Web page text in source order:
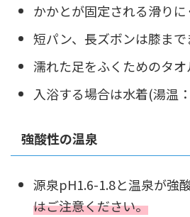
かかとが固定される滑りに
短パン、長ズボンは膝まで
濡れた足をふくためのタオ
入浴する場合は水着(湯温
強酸性の温泉
源泉pH1.6-1.8と温泉が強酸
はご注意ください。